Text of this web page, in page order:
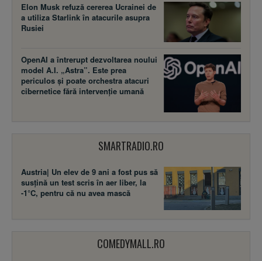
Elon Musk refuză cererea Ucrainei de
a utiliza Starlink în atacurile asupra
Rusiei
OpenAI a întrerupt dezvoltarea noului
model A.I. „Astra”. Este prea
periculos și poate orchestra atacuri
cibernetice fără intervenție umană
SMARTRADIO.RO
Austria| Un elev de 9 ani a fost pus să
susţină un test scris în aer liber, la
-1°C, pentru că nu avea mască
COMEDYMALL.RO